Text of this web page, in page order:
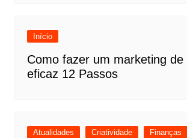
Início
Como fazer um marketing de
eficaz 12 Passos
Atualidades Criatividade Finanças